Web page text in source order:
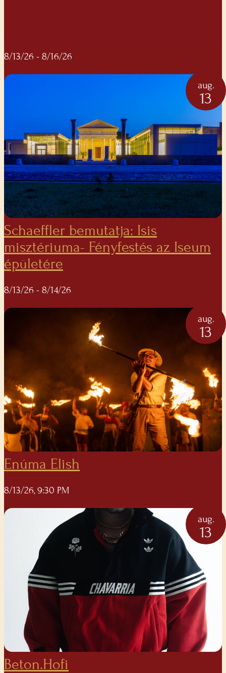
8/13/26 - 8/16/26
aug.
13
Schaeffler bemutatja: Isis
misztériuma- Fényfestés az Iseum
épületére
8/13/26 - 8/14/26
aug.
13
Enúma Elish
8/13/26, 9:30 PM
aug.
13
Beton.Hofi